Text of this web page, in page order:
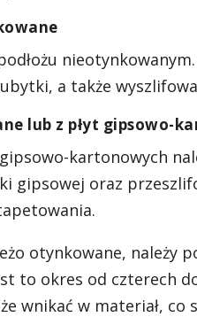
a także
lub z płyt gipsowo-
kartonowych
gipsowej oraz
otynkowane, należy
to okres od czterech
wnikać w materiał,